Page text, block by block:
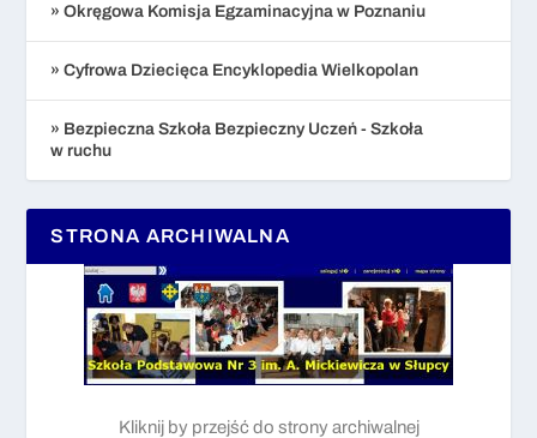
» Okręgowa Komisja Egzaminacyjna w Poznaniu
» Cyfrowa Dziecięca Encyklopedia Wielkopolan
» Bezpieczna Szkoła Bezpieczny Uczeń - Szkoła
w ruchu
STRONA ARCHIWALNA
Kliknij by przejść do strony archiwalnej